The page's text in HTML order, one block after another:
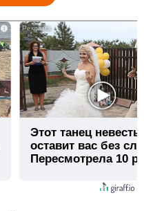
i
Этот танец невесты
оставит вас без
Пересмотрела 10